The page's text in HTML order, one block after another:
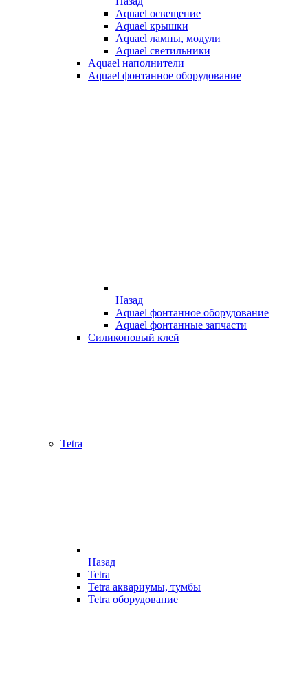
Aquael освещение
Aquael крышки
Aquael лампы, модули
Aquael светильники
Aquael наполнители
Aquael фонтанное оборудование
Назад
Aquael фонтанное оборудование
Aquael фонтанные запчасти
Силиконовый клей
Tetra
Назад
Tetra
Tetra аквариумы, тумбы
Tetra оборудование